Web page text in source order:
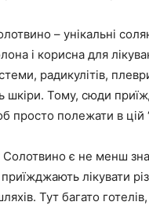
– унікальні
і корисна для
радикулітів,
шкіри. Тому, сюди
просто полежати в цій
Солотвино є не менш
лікувати
Тут багато